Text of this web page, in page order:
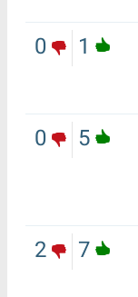
1
0
5
0
7
2